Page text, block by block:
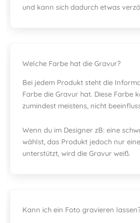
und kann sich dadurch etwas
Welche Farbe hat die Gravur?
Bei jedem Produkt steht die
Farbe die Gravur hat. Diese Farbe
zumindest meistens, nicht
Wenn du im Designer zB: eine
wählst, das Produkt jedoch nur
unterstützt, wird die Gravur weiß.
Kann ich ein Foto gravieren